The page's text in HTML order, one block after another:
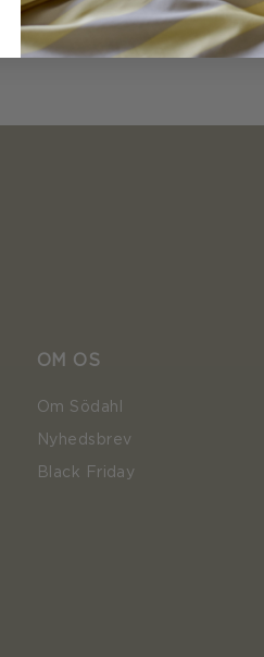
OM OS
Om Södahl
Nyhedsbrev
Black Friday